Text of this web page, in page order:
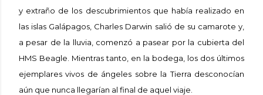
y extraño de los descubrimientos que había realizado en
las islas Galápagos, Charles Darwin salió de su camarote y,
a pesar de la lluvia, comenzó a pasear por la cubierta del
HMS Beagle. Mientras tanto, en la bodega, los dos últimos
ejemplares vivos de ángeles sobre la Tierra desconocían
aún que nunca llegarían al final de aquel viaje.